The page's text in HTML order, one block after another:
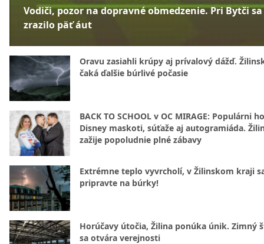
Vodiči, pozor na dopravné obmedzenie. Pri Bytči sa
zrazilo päť áut
Oravu zasiahli krúpy aj prívalový dážď.
čaká ďalšie búrlivé počasie
BACK TO SCHOOL v OC MIRAGE: Populárni
Disney maskoti, súťaže aj autogramiáda.
zažije popoludnie plné zábavy
Extrémne teplo vyvrcholí, v Žilinskom kraji
pripravte na búrky!
Horúčavy útočia, Žilina ponúka únik. Zimný
sa otvára verejnosti